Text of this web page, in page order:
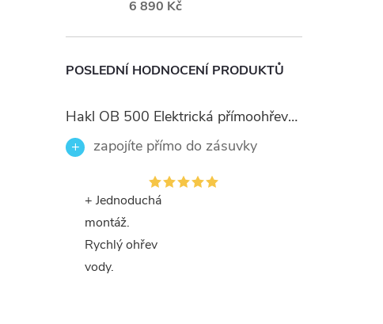
6 890 Kč
POSLEDNÍ HODNOCENÍ PRODUKTŮ
Hakl OB 500 Elektrická přímoohřevná vodovodní baterie, černé flexi ramínko
zapojíte přímo do zásuvky
+ Jednoduchá
montáž.
Rychlý ohřev
vody.